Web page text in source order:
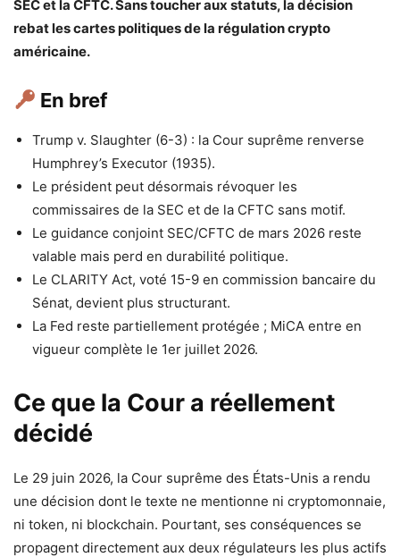
SEC et la CFTC. Sans toucher aux statuts, la décision
rebat les cartes politiques de la régulation crypto
américaine.
En bref
Trump v. Slaughter (6-3) : la Cour suprême renverse
Humphrey’s Executor (1935).
Le président peut désormais révoquer les
commissaires de la SEC et de la CFTC sans motif.
Le guidance conjoint SEC/CFTC de mars 2026 reste
valable mais perd en durabilité politique.
Le CLARITY Act, voté 15-9 en commission bancaire du
Sénat, devient plus structurant.
La Fed reste partiellement protégée ; MiCA entre en
vigueur complète le 1er juillet 2026.
Ce que la Cour a réellement
décidé
Le 29 juin 2026, la Cour suprême des États-Unis a rendu
une décision dont le texte ne mentionne ni cryptomonnaie,
ni token, ni blockchain. Pourtant, ses conséquences se
propagent directement aux deux régulateurs les plus actifs